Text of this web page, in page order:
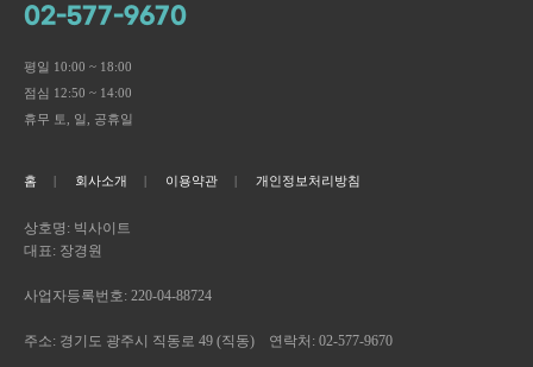
02-577-9670
평일 10:00 ~ 18:00
점심 12:50 ~ 14:00
휴무 토, 일, 공휴일
홈 회사소개 이용약관 개인정보처리방침
상호명: 빅사이트
대표: 장경원
사업자등록번호: 220-04-88724
주소: 경기도 광주시 직동로 49 (직동) 연락처: 02-577-9670